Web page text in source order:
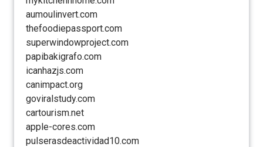
aumoulinvert.com
thefoodiepassport.com
superwindowproject.com
papibakigrafo.com
icanhazjs.com
canimpact.org
goviralstudy.com
cartourism.net
apple-cores.com
pulserasdeactividad10.com